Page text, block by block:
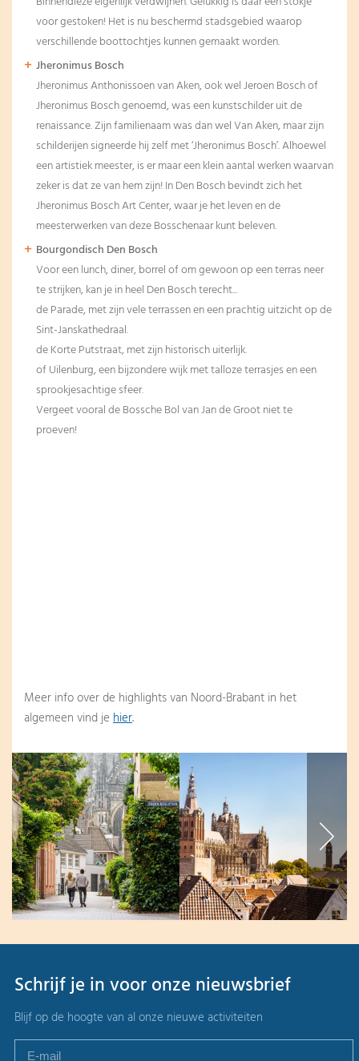
voor gestoken! Het is nu beschermd stadsgebied waarop
verschillende boottochtjes kunnen gemaakt worden.
Jheronimus Bosch
Jheronimus Anthonissoen van Aken, ook wel Jeroen Bosch of
Jheronimus Bosch genoemd, was een kunstschilder uit de
renaissance. Zijn familienaam was dan wel Van Aken, maar zijn
schilderijen signeerde hij zelf met ‘Jheronimus Bosch’. Alhoewel
een artistiek meester, is er maar een klein aantal werken waarvan
zeker is dat ze van hem zijn! In Den Bosch bevindt zich het
Jheronimus Bosch Art Center, waar je het leven en de
meesterwerken van deze Bosschenaar kunt beleven.
Bourgondisch Den Bosch
Voor een lunch, diner, borrel of om gewoon op een terras neer
te strijken, kan je in heel Den Bosch terecht...
de Parade, met zijn vele terrassen en een prachtig uitzicht op de
Sint-Janskathedraal.
de Korte Putstraat, met zijn historisch uiterlijk.
of Uilenburg, een bijzondere wijk met talloze terrasjes en een
sprookjesachtige sfeer.
Vergeet vooral de Bossche Bol van Jan de Groot niet te
proeven!
Meer info over de highlights van Noord-Brabant in het
algemeen vind je hier.
Schrijf je in voor onze nieuwsbrief
Blijf op de hoogte van al onze nieuwe activiteiten